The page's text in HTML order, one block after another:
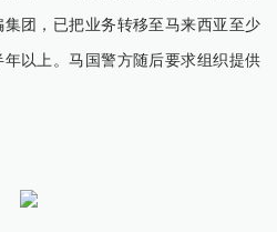
团，已把业务转移至马来西亚至少
以上。马国警方随后要求组织提供